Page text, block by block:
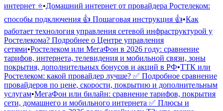
интернет ⭐•Домашний интернет от провайдера Ростелеком:
способы подключения 👍 Пошаговая инструкция 👍•Как
работает технология управления сетевой инфраструктурой у
Ростелекома? Подробнее о Центре управления
сетями•Ростелеком или МегаФон в 2026 году: сравнение
тарифов, интернета, телевидения и мобильной связи, зоны
покрытия, дополнительных бонусов и акций в РФ•ТТК или
Ростелеком: какой провайдер лучше? ✅ Подробное сравнение
провайдеров по цене, скорости, покрытию и дополнительным
услугам•МегаФон или билайн: сравнение тарифов, покрытия
сети, домашнего и мобильного интернета ✅ Плюсы и